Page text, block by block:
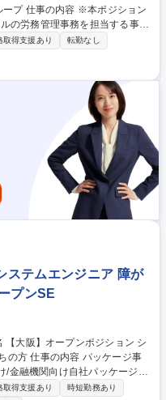
ション
の労務管理事務を担当する事業
】■退職手続き
者対応■従業員の評価、賞与支
ター業務■人事異動手続き ※仕
す。 ※変更範囲:当社業務全般
イル事業 人事労務関連業務/楽
取得支援あり
転勤なし
ステムエンジニア 障が
プンSE
ケージ事
/金融機関向け自社パッケージは
エンジニアとして活躍いただき
取得支援あり
時短勤務あり